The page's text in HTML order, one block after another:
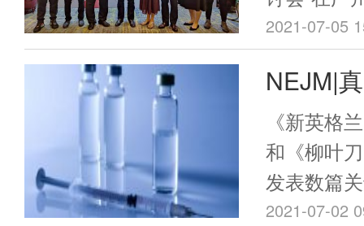
老人接种
省预防医
慧贞一一
2021-07-05
NEJM|
mRNA
症状感
时间和
《新英格
和《柳叶
发表数篇
的mRNA
2021-07-02